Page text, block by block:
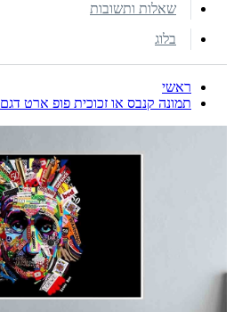
שאלות ותשובות
בלוג
ראשי
תמונה קנבס או זכוכית פופ ארט דגם 1088